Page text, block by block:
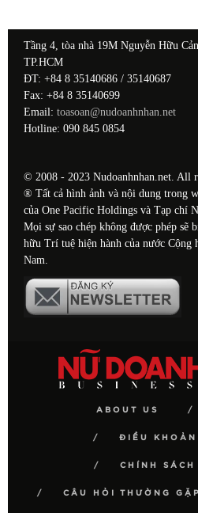
Tầng 4, tòa nhà 19M Nguyễn Hữu
TP.HCM
ĐT: +84 8 35140686 / 35140687
Fax: +84 8 35140699
Email: toasoan@nudoanhnhan.net
Hotline: 090 845 0854
© 2008 - 2023 Nudoanhnhan.net. All
® Tất cả hình ảnh và nội dung trong
của One Pacific Holdings và Tạp chí
Mọi sự sao chép không được phép sẽ
hữu Trí tuệ hiện hành của nước Cộng
Nam.
ABOUT US
ĐIỀU KHOẢN
CHÍNH
CÂU HỎI THƯỜNG GẶP